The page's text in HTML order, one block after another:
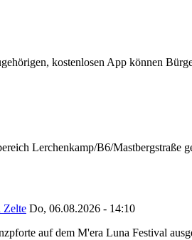
kostenlosen App können
Lerchenkamp/B6/
Zelte Do, 06.08.2026 - 14:10
auf dem M'era Luna Festival